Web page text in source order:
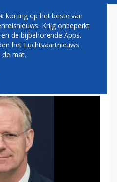
WORDT
korting op het beste van
Krijg onbeperkt
de bijbehorende Apps.
het Luchtvaartnieuws
de mat.